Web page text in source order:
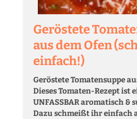
Geröstete
aus dem Ofen
einfach!)
Geröstete Tomatensuppe
Dieses Tomaten-Rezept ist
UNFASSBAR aromatisch &
Dazu schmeißt ihr einfach